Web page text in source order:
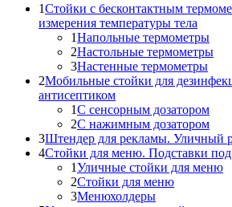
1Стойки с бесконтактным
измерения температуры тела
1Напольные термометры
2Настольные термометры
3Настенные термометры
2Мобильные стойки для
антисептиком
1С сенсорным дозатором
2С нажимным дозатором
3Штендер для рекламы. Уличный
4Стойки для меню. Подставки
1Уличные стойки для меню
2Стойки для меню
3Менюхолдеры